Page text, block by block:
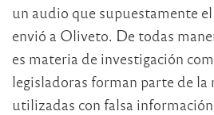
un audio que supuestamente
envió a Oliveto. De todas
es materia de investigación
legisladoras forman parte de la
utilizadas con falsa